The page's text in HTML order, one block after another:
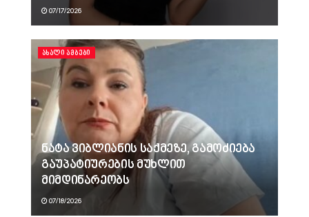
07/17/2026
ᲐᲮᲐᲚᲘ ᲐᲛᲑᲔᲑᲘ
ნატა ვიბლიანის საქმეზე, გამოძიება
გაუპატიურების მუხლით
მიმდინარეობს
07/18/2026